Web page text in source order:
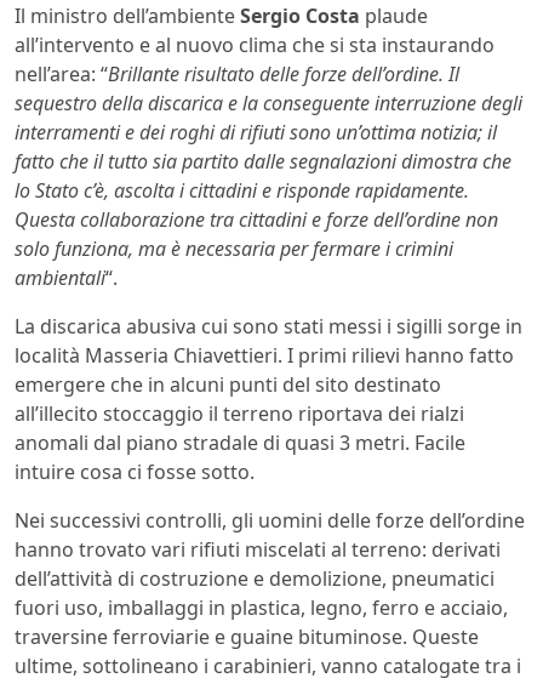
Il ministro dell’ambienteSergio Costa plaude
all’intervento e al nuovo clima che si sta instaurando
nell’area: “Brillante risultato delle forze dell’ordine. Il
sequestro della discarica e la conseguente interruzione degli
interramenti e dei roghi di rifiuti sono un’ottima notizia; il
fatto che il tutto sia partito dalle segnalazioni dimostra che
lo Stato c’è, ascolta i cittadini e risponde rapidamente.
Questa collaborazione tra cittadini e forze dell’ordine non
solo funziona, ma è necessaria per fermare i crimini
ambientali“.
La discarica abusiva cui sono stati messi i sigilli sorge in
località Masseria Chiavettieri. I primi rilievi hanno fatto
emergere che in alcuni punti del sito destinato
all’illecito stoccaggio il terreno riportava dei rialzi
anomali dal piano stradale di quasi 3 metri. Facile
intuire cosa ci fosse sotto.
Nei successivi controlli, gli uomini delle forze dell’ordine
hanno trovato vari rifiuti miscelati al terreno: derivati
dell’attività di costruzione e demolizione, pneumatici
fuori uso, imballaggi in plastica, legno, ferro e acciaio,
traversine ferroviarie e guaine bituminose. Queste
ultime, sottolineano i carabinieri, vanno catalogate tra i